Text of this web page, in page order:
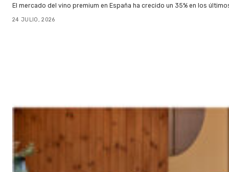
El mercado del vino premium en España ha crecido un 35% en los
24 JULIO, 2026